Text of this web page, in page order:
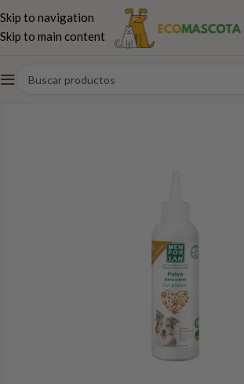
Skip to navigation
Skip to main content
Inicio Perros Farmacia Perros